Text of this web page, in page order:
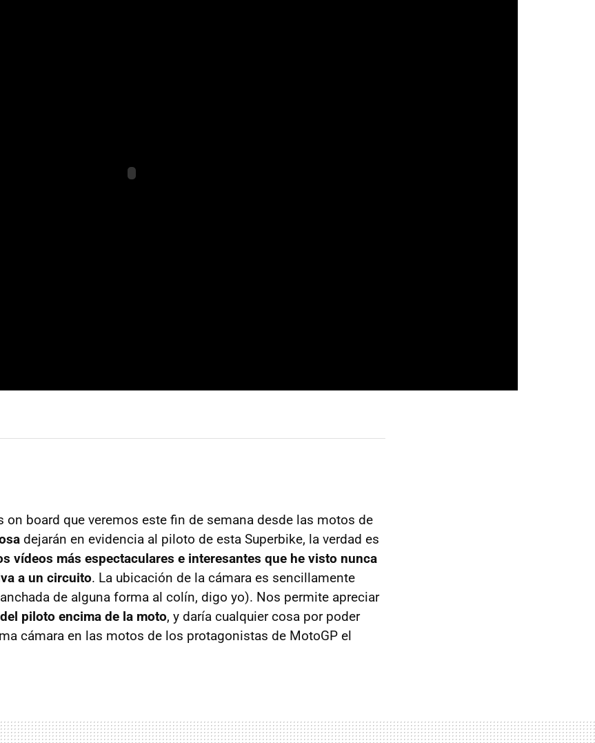
on board que veremos este fin de semana desde las motos de
dejarán en evidencia al piloto de esta Superbike, la verdad es
vídeos más espectaculares e interesantes que he visto nunca
a un circuito. La ubicación de la cámara es sencillamente
de alguna forma al colín, digo yo). Nos permite apreciar
piloto encima de la moto, y daría cualquier cosa por poder
cámara en las motos de los protagonistas de MotoGP el